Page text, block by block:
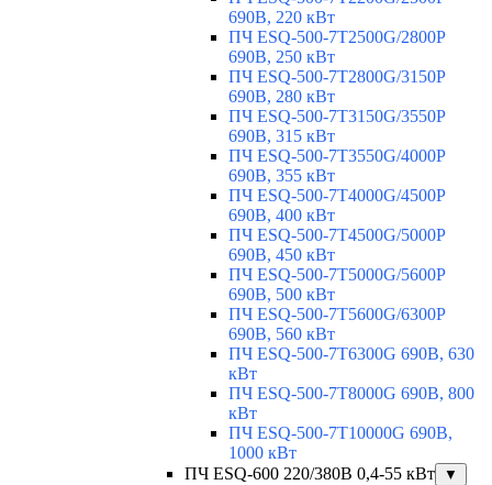
690В, 220 кВт
ПЧ ESQ-500-7T2500G/2800P
690В, 250 кВт
ПЧ ESQ-500-7T2800G/3150P
690В, 280 кВт
ПЧ ESQ-500-7T3150G/3550P
690В, 315 кВт
ПЧ ESQ-500-7T3550G/4000P
690В, 355 кВт
ПЧ ESQ-500-7T4000G/4500P
690В, 400 кВт
ПЧ ESQ-500-7T4500G/5000P
690В, 450 кВт
ПЧ ESQ-500-7T5000G/5600P
690В, 500 кВт
ПЧ ESQ-500-7T5600G/6300P
690В, 560 кВт
ПЧ ESQ-500-7T6300G 690В, 630
кВт
ПЧ ESQ-500-7T8000G 690В, 800
кВт
ПЧ ESQ-500-7T10000G 690В,
1000 кВт
ПЧ ESQ-600 220/380В 0,4-55 кВт
▼